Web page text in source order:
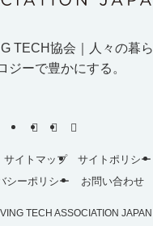
TECH協会｜人 々の暮ら
ジーで豊かにする 。
サイトマップ サイトポリシー
シーポリシー
お問い合わせ
TECH ASSOCIATION JAPAN